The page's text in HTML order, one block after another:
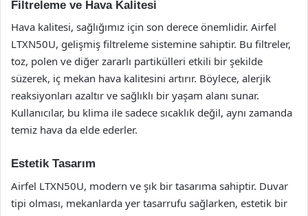
Filtreleme ve Hava Kalitesi
Hava kalitesi, sağlığımız için son derece önemlidir. Airfel
LTXN50U, gelişmiş filtreleme sistemine sahiptir. Bu filtreler,
toz, polen ve diğer zararlı partikülleri etkili bir şekilde
süzerek, iç mekan hava kalitesini artırır. Böylece, alerjik
reaksiyonları azaltır ve sağlıklı bir yaşam alanı sunar.
Kullanıcılar, bu klima ile sadece sıcaklık değil, aynı zamanda
temiz hava da elde ederler.
Estetik Tasarım
Airfel LTXN50U, modern ve şık bir tasarıma sahiptir. Duvar
tipi olması, mekanlarda yer tasarrufu sağlarken, estetik bir